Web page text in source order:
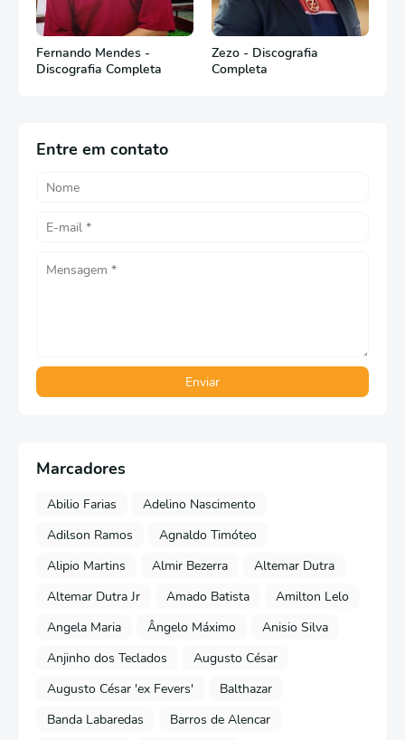
Fernando Mendes -
Discografia Completa
Zezo - Discografia
Completa
Entre em contato
Marcadores
Abilio Farias
Adelino Nascimento
Adilson Ramos
Agnaldo Timóteo
Alipio Martins
Almir Bezerra
Altemar Dutra
Altemar Dutra Jr
Amado Batista
Amilton Lelo
Angela Maria
Ângelo Máximo
Anisio Silva
Anjinho dos Teclados
Augusto César
Augusto César 'ex Fevers'
Balthazar
Banda Labaredas
Barros de Alencar